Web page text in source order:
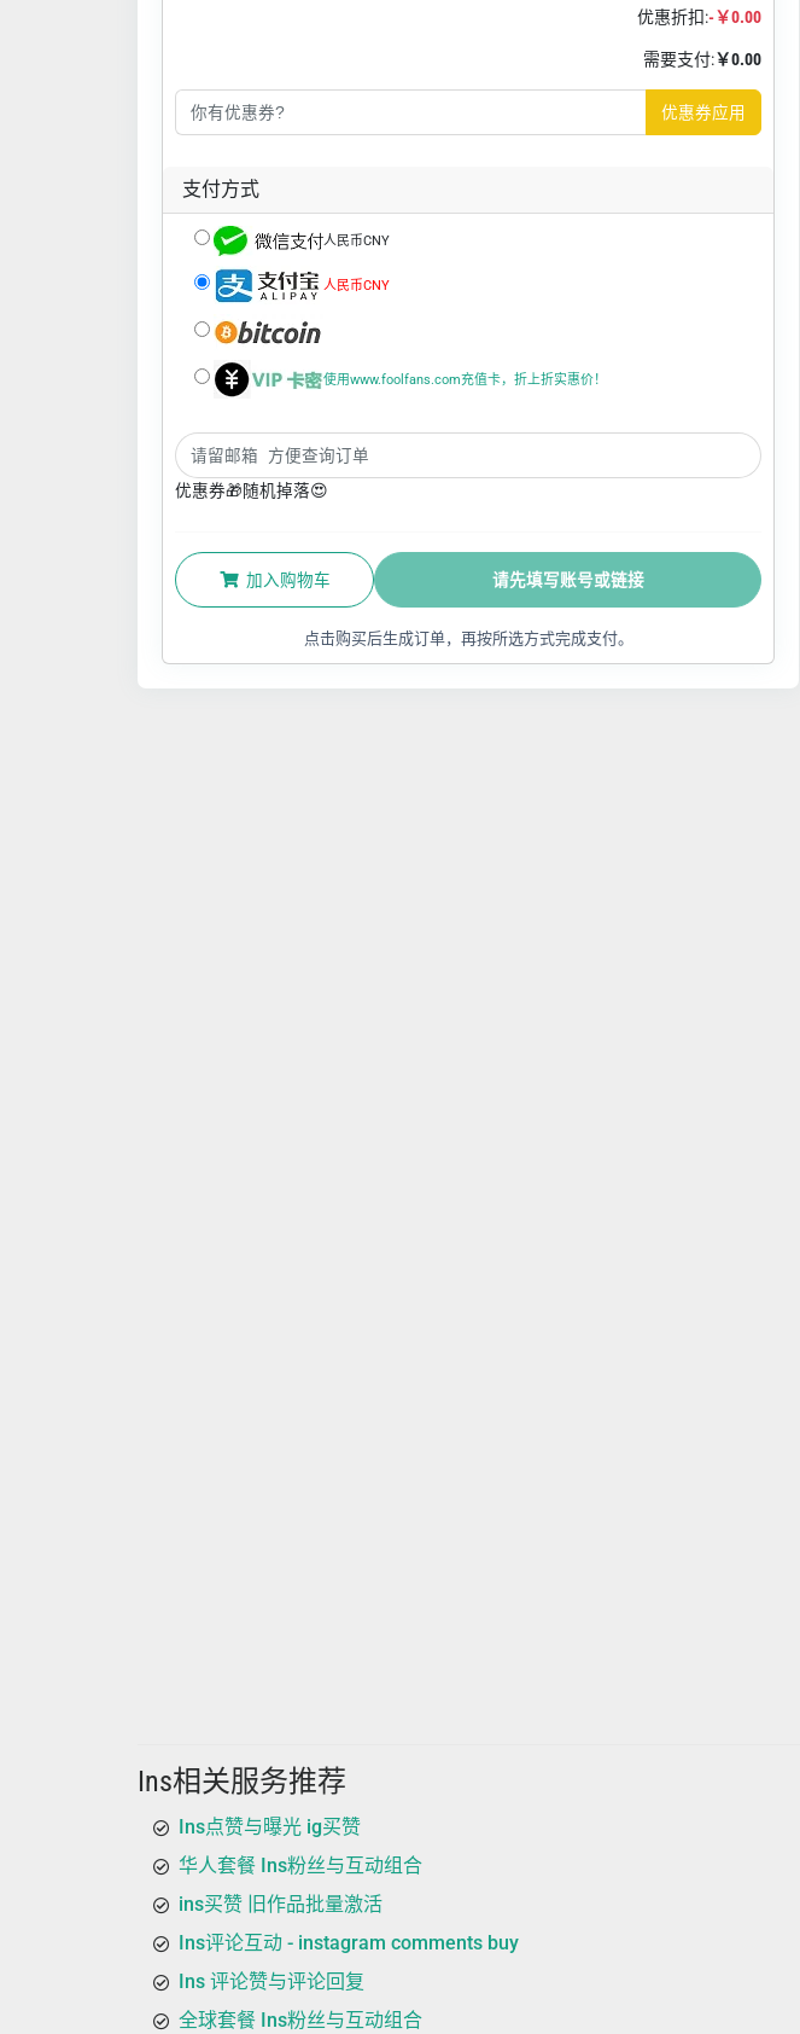
优惠折扣:-￥0.00
需要支付:￥0.00
优惠券应用
支付方式
人民币CNY
人民币CNY
使用www.foolfans.com充值卡，折上折实惠价！
优惠券🎁随机掉落😍
加入购物车 请先填写账号或链接
点击购买后生成订单，再按所选方式完成支付。
Ins相关服务推荐
Ins点赞与曝光 ig买赞
华人套餐 Ins粉丝与互动组合
ins买赞 旧作品批量激活
Ins评论互动 - instagram comments buy
Ins 评论赞与评论回复
全球套餐 Ins粉丝与互动组合